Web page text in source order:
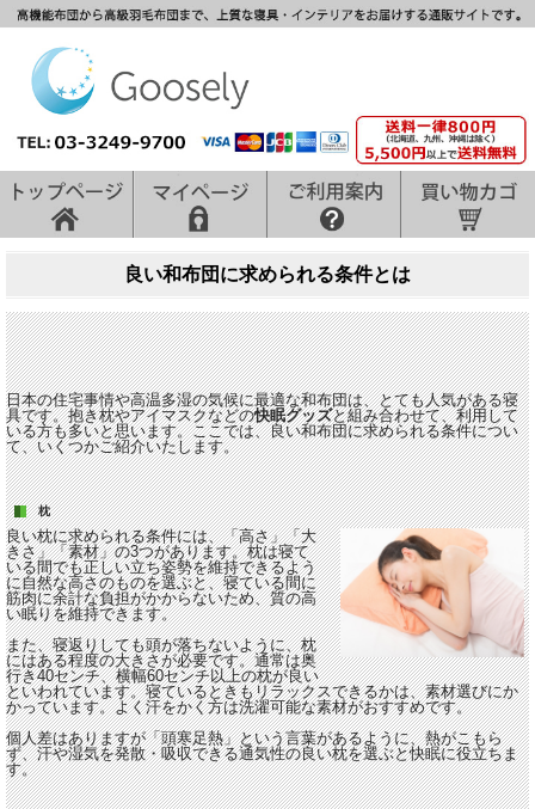
良い和布団に求められる条件とは
日本の住宅事情や高温多湿の気候に最適な和布団は、とても人気がある寝
具です。抱き枕やアイマスクなどの快眠グッズと組み合わせて、利用して
いる方も多いと思います。ここでは、良い和布団に求められる条件につい
て、いくつかご紹介いたします。
枕
良い枕に求められる条件には、「高さ」「大
きさ」「素材」の3つがあります。枕は寝て
いる間でも正しい立ち姿勢を維持できるよう
に自然な高さのものを選ぶと、寝ている間に
筋肉に余計な負担がかからないため、質の高
い眠りを維持できます。
また、寝返りしても頭が落ちないように、枕
にはある程度の大きさが必要です。通常は奥
行き40センチ、横幅60センチ以上の枕が良い
といわれています。寝ているときもリラックスできるかは、素材選びにか
かっています。よく汗をかく方は洗濯可能な素材がおすすめです。
個人差はありますが「頭寒足熱」という言葉があるように、熱がこもら
ず、汗や湿気を発散・吸収できる通気性の良い枕を選ぶと快眠に役立ちま
す。